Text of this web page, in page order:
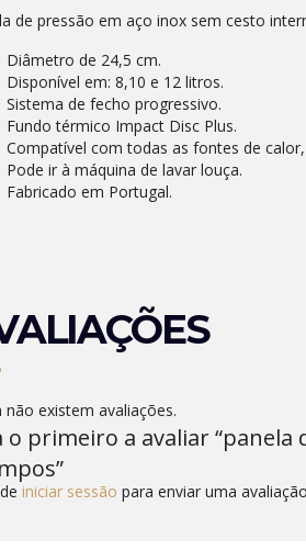
de pressão em aço inox sem cesto
Diâmetro de 24,5 cm.
Disponível em: 8,10 e 12 litros.
Sistema de fecho progressivo.
Fundo térmico Impact Disc Plus.
Compatível com todas as fontes de
Pode ir à máquina de lavar louça.
Fabricado em Portugal.
não existem avaliações.
o primeiro a avaliar
iniciar sessão para enviar uma